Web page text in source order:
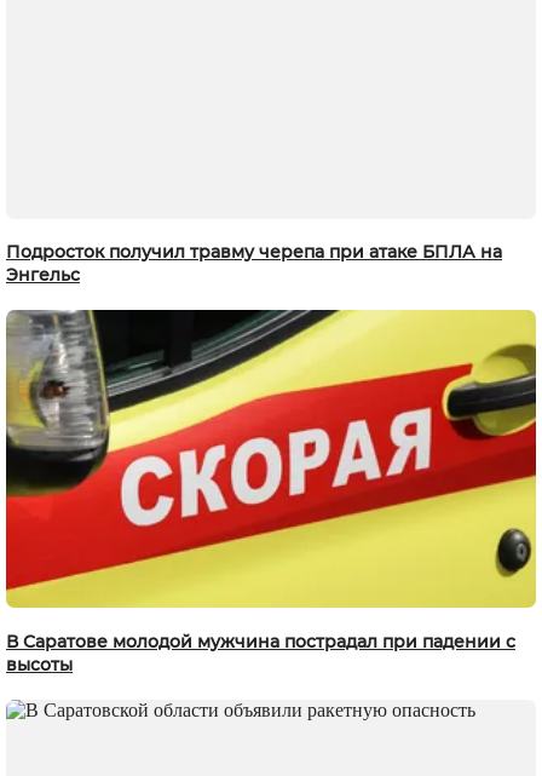
Подросток получил травму черепа при атаке БПЛА на
Энгельс
В Саратове молодой мужчина пострадал при падении с
высоты